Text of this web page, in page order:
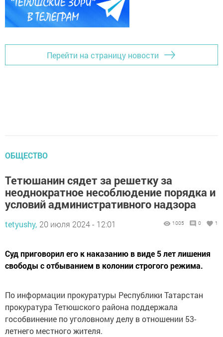
Перейти на страницу новости
ОБЩЕСТВО
Тетюшанин сядет за решетку за
неоднократное несоблюдение порядка и
условий административного надзора
tetyushy, 20 июля 2024 - 12:01 1005 0 1
Суд приговорил его к наказанию в виде 5 лет лишения
свободы с отбыванием в колонии строгого режима.
По информации прокуратуры Республики Татарстан
прокуратура Тетюшского района поддержала
гособвинение по уголовному делу в отношении 53-
летнего местного жителя.